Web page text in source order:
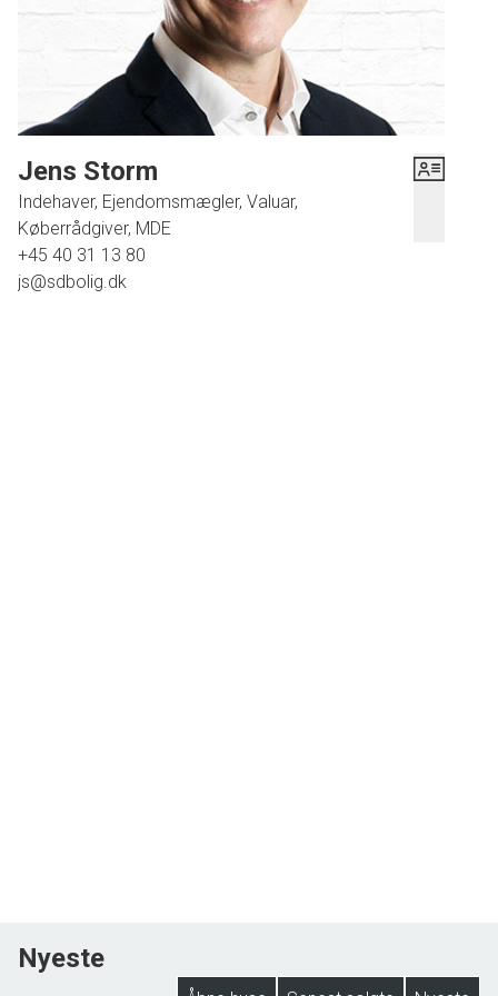
Jens Storm
Indehaver, Ejendomsmægler, Valuar,
Køberrådgiver, MDE
+45 40 31 13 80
js@sdbolig.dk
Nyeste